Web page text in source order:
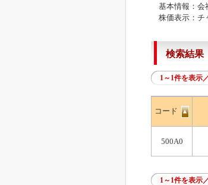
基本情報：会
株価表示：チ
検索結果
1～1件を表示
コード
500A0
1～1件を表示